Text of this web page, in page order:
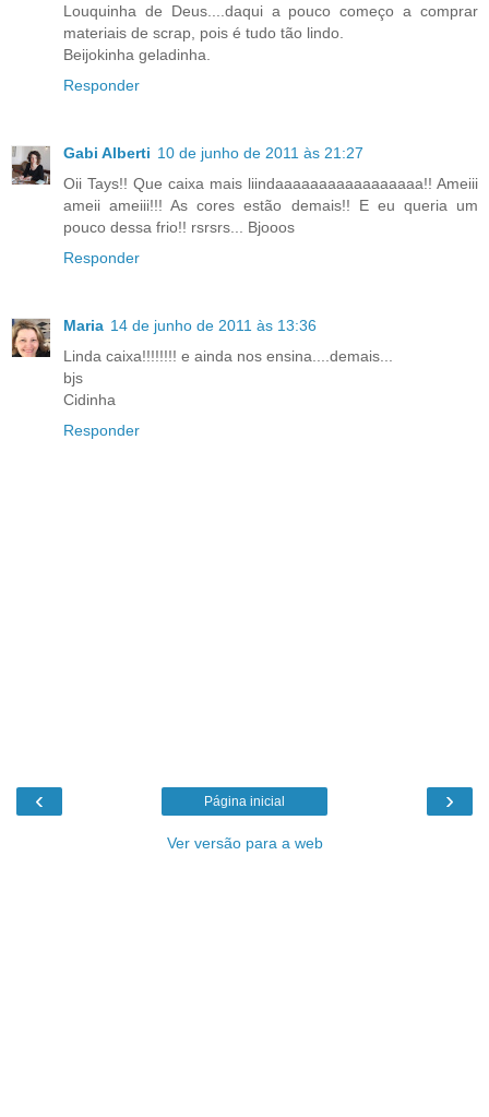
Louquinha de Deus....daqui a pouco começo a comprar
materiais de scrap, pois é tudo tão lindo.
Beijokinha geladinha.
Responder
Gabi Alberti 10 de junho de 2011 às 21:27
Oii Tays!! Que caixa mais liindaaaaaaaaaaaaaaaaa!! Ameiii
ameii ameiii!!! As cores estão demais!! E eu queria um
pouco dessa frio!! rsrsrs... Bjooos
Responder
Maria 14 de junho de 2011 às 13:36
Linda caixa!!!!!!!! e ainda nos ensina....demais...
bjs
Cidinha
Responder
‹ ›
Página inicial
Ver versão para a web